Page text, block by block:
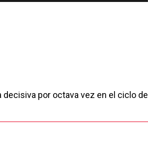
por octava vez en el ciclo del